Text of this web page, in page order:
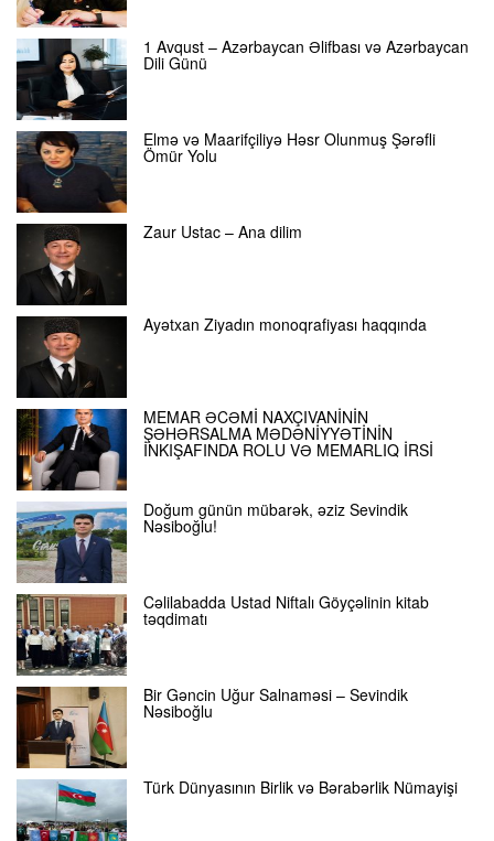
1 Avqust – Azərbaycan Əlifbası və Azərbaycan
Dili Günü
Elmə və Maarifçiliyə Həsr Olunmuş Şərəfli
Ömür Yolu
Zaur Ustac – Ana dilim
Ayətxan Ziyadın monoqrafiyası haqqında
MEMAR ƏCƏMİ NAXÇIVANİNİN
ŞƏHƏRSALMA MƏDƏNİYYƏTİNİN
İNKIŞAFINDA ROLU VƏ MEMARLIQ İRSİ
Doğum günün mübarək, əziz Sevindik
Nəsiboğlu!
Cəlilabadda Ustad Niftalı Göyçəlinin kitab
təqdimatı
Bir Gəncin Uğur Salnaməsi – Sevindik
Nəsiboğlu
Türk Dünyasının Birlik və Bərabərlik Nümayişi